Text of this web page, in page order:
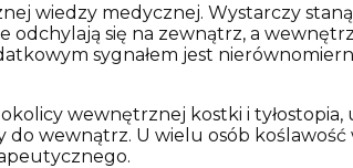
wiedzy medycznej. Wystarczy
odchylają się na zewnątrz, a
sygnałem jest
wewnętrznej kostki i
wewnątrz. U wielu osób koślawość